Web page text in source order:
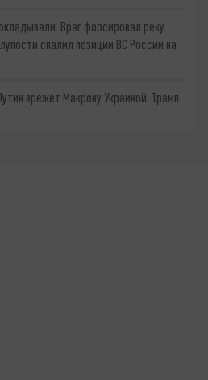
Враг форсировал реку.
спалил позиции ВС России на
врежет Макрону Украиной. Трамп